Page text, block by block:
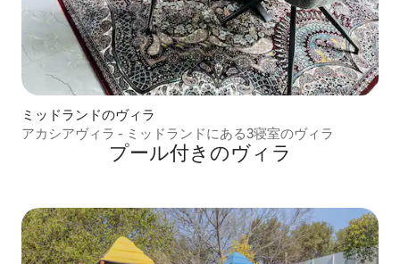
ミッドランドのヴィラ
アカシアヴィラ - ミッドランドにある3寝室のヴィラ
プール付きのヴィラ